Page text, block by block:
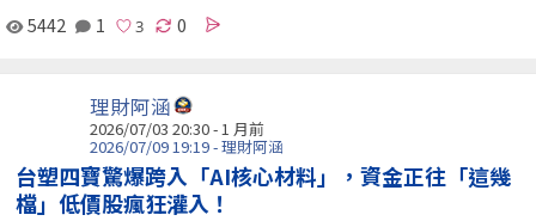
5442 1 0
理財阿涵
2026/07/03 20:30 - 1 月前
2026/07/09 19:19 - 理財阿涵
台塑四寶驚爆跨入「AI核心材料」，資金正往「這幾
檔」低價股瘋狂灌入！